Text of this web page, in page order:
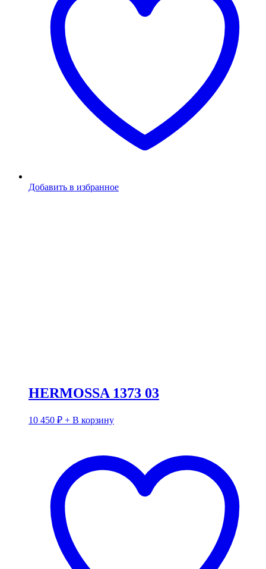
Добавить в избранное
HERMOSSA 1373 03
10 450 ₽ + В корзину